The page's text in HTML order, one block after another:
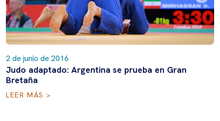
2 de junio de 2016
Judo adaptado: Argentina se prueba en Gran
Bretaña
LEER MÁS >